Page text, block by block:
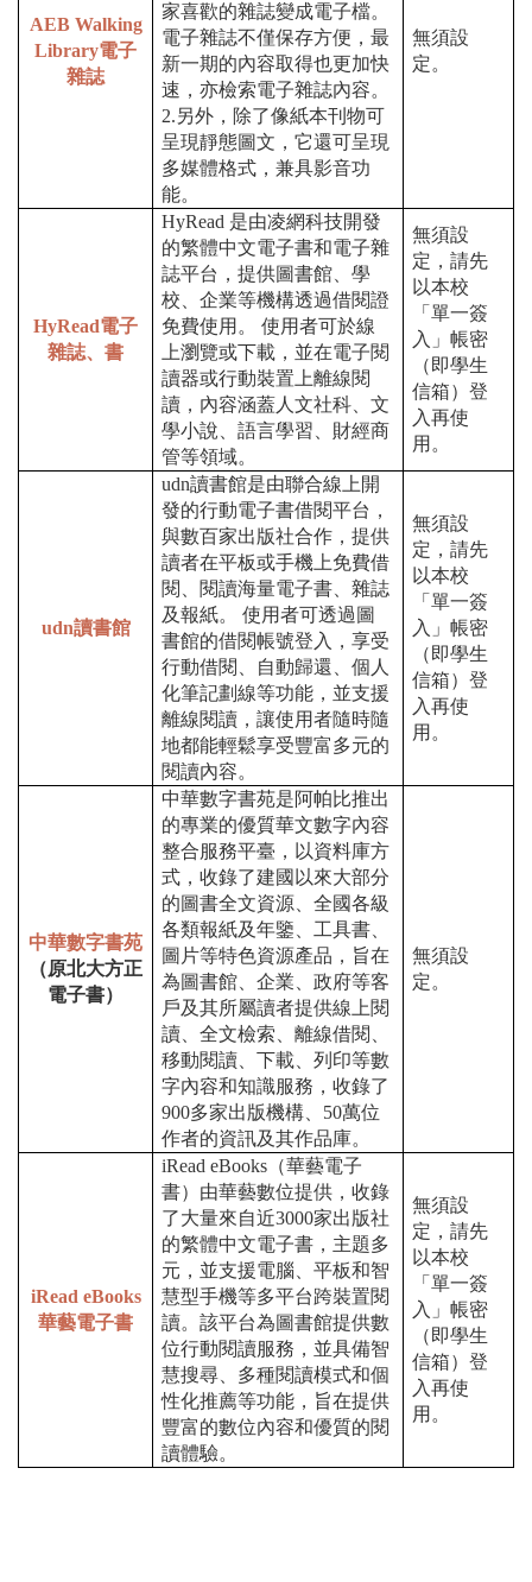
AEB Walking
Library電子
雜誌
家喜歡的雜誌變成電子檔。
電子雜誌不僅保存方便，最
新一期的內容取得也更加快
速，亦檢索電子雜誌內容。
2.另外，除了像紙本刊物可
呈現靜態圖文，它還可呈現
多媒體格式，兼具影音功
能。
無須設
定。
HyRead電子
雜誌、書
HyRead 是由凌網科技開發
的繁體中文電子書和電子雜
誌平台，提供圖書館、學
校、企業等機構透過借閱證
免費使用。 使用者可於線
上瀏覽或下載，並在電子閱
讀器或行動裝置上離線閱
讀，內容涵蓋人文社科、文
學小說、語言學習、財經商
管等領域。
無須設
定，請先
以本校
「單一簽
入」帳密
（即學生
信箱）登
入再使
用。
udn讀書館
udn讀書館是由聯合線上開
發的行動電子書借閱平台，
與數百家出版社合作，提供
讀者在平板或手機上免費借
閱、閱讀海量電子書、雜誌
及報紙。 使用者可透過圖
書館的借閱帳號登入，享受
行動借閱、自動歸還、個人
化筆記劃線等功能，並支援
離線閱讀，讓使用者隨時隨
地都能輕鬆享受豐富多元的
閱讀內容。
無須設
定，請先
以本校
「單一簽
入」帳密
（即學生
信箱）登
入再使
用。
中華數字書苑
（原北大方正
電子書）
中華數字書苑是阿帕比推出
的專業的優質華文數字內容
整合服務平臺，以資料庫方
式，收錄了建國以來大部分
的圖書全文資源、全國各級
各類報紙及年鑒、工具書、
圖片等特色資源產品，旨在
為圖書館、企業、政府等客
戶及其所屬讀者提供線上閱
讀、全文檢索、離線借閱、
移動閱讀、下載、列印等數
字內容和知識服務，收錄了
900多家出版機構、50萬位
作者的資訊及其作品庫。
無須設
定。
iRead eBooks
華藝電子書
iRead eBooks（華藝電子
書）由華藝數位提供，收錄
了大量來自近3000家出版社
的繁體中文電子書，主題多
元，並支援電腦、平板和智
慧型手機等多平台跨裝置閱
讀。該平台為圖書館提供數
位行動閱讀服務，並具備智
慧搜尋、多種閱讀模式和個
性化推薦等功能，旨在提供
豐富的數位內容和優質的閱
讀體驗。
無須設
定，請先
以本校
「單一簽
入」帳密
（即學生
信箱）登
入再使
用。